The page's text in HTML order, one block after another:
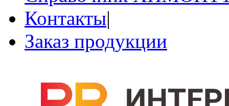
Контакты|
Заказ продукции